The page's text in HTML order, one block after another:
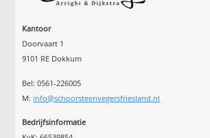
Kantoor
Doorvaart 1
9101 RE Dokkum
Bel: 0561-226005
M: info@schoorsteenvegersfriesland.nl
Bedrijfsinformatie